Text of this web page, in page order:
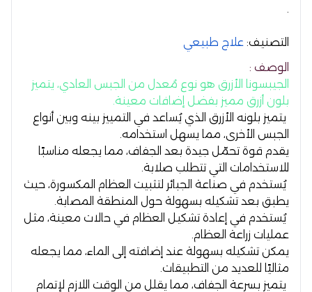
التصنيف: علاج طبيعي
الوصف :
الجيبسونا الأزرق هو نوع مُعدل من الجبس العادي، يتميز
بلون أزرق مميز بفضل إضافات معينة.
يتميز بلونه الأزرق الذي يُساعد في التمييز بينه وبين أنواع
الجبس الأخرى، مما يسهل استخدامه.
يقدم قوة تحمّل جيدة بعد الجفاف، مما يجعله مناسبًا
للاستخدامات التي تتطلب صلابة.
يُستخدم في صناعة الجبائر لتثبيت العظام المكسورة، حيث
يطبق بعد تشكيله بسهولة حول المنطقة المصابة.
يُستخدم في إعادة تشكيل العظام في حالات معينة، مثل
عمليات زراعة العظام.
يمكن تشكيله بسهولة عند إضافته إلى الماء، مما يجعله
مثاليًا للعديد من التطبيقات.
يتميز بسرعة الجفاف، مما يقلل من الوقت اللازم لإتمام